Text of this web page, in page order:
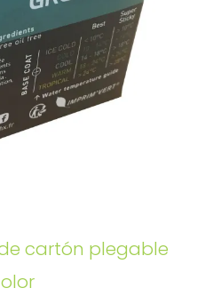
cartón plegable